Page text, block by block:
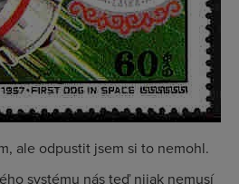
ale odpustit jsem si to nemohl.
systému nás teď nijak nemusí